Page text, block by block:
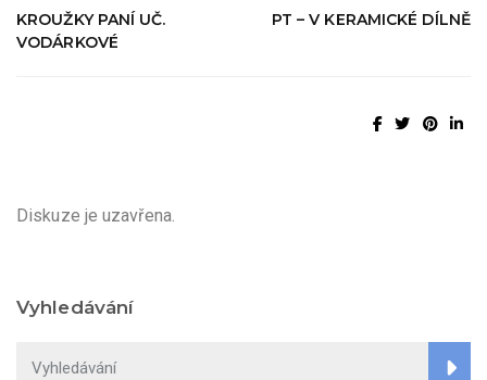
KROUŽKY PANÍ UČ.
VODÁRKOVÉ
PT – V KERAMICKÉ DÍLNĚ
Diskuze je uzavřena.
Vyhledávání